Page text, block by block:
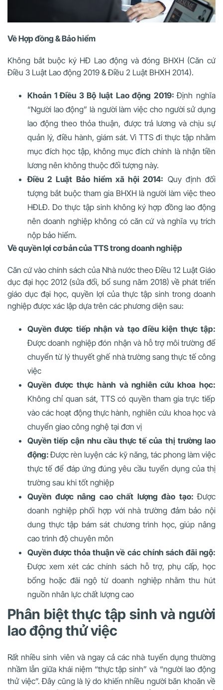
Về Hợp đồng & Bảo hiểm
Không bắt buộc ký HĐ Lao động và đóng BHXH (Căn cứ
Điều 3 Luật Lao động 2019 & Điều 2 Luật BHXH 2014).
Khoản 1 Điều 3 Bộ luật Lao động 2019:Định nghĩa
“Người lao động” là người làm việc cho người sử dụng
lao động theo thỏa thuận, được trả lương và chịu sự
quản lý, điều hành, giám sát. Vì TTS đi thực tập nhằm
mục đích học tập, không mục đích chính là nhận tiền
lương nên không thuộc đối tượng này.
Điều 2 Luật Bảo hiểm xã hội 2014: Quy định đối
tượng bắt buộc tham gia BHXH là người làm việc theo
HĐLĐ. Do thực tập sinh không ký hợp đồng lao động
nên doanh nghiệp không có căn cứ và nghĩa vụ trích
nộp bảo hiểm.
Về quyền lợi cơ bản của TTS trong doanh nghiệp
Căn cứ vào chính sách của Nhà nước theo Điều 12 Luật Giáo
dục đại học 2012 (sửa đổi, bổ sung năm 2018) về phát triển
giáo dục đại học, quyền lợi của thực tập sinh trong doanh
nghiệp được xác lập dựa trên các phương diện sau:
Quyền được tiếp nhận và tạo điều kiện thực tập:
Được doanh nghiệp đón nhận và hỗ trợ môi trường để
chuyển từ lý thuyết ghế nhà trường sang thực tế công
việc
Quyền được thực hành và nghiên cứu khoa học:
Không chỉ quan sát, TTS có quyền tham gia trực tiếp
vào các hoạt động thực hành, nghiên cứu khoa học và
chuyển giao công nghệ tại đơn vị
Quyền tiếp cận nhu cầu thực tế của thị trường lao
động:Được rèn luyện các kỹ năng, tác phong làm việc
thực tế để đáp ứng đúng yêu cầu tuyển dụng của thị
trường sau khi tốt nghiệp
Quyền được nâng cao chất lượng đào tạo:Được
doanh nghiệp phối hợp với nhà trường đảm bảo nội
dung thực tập bám sát chương trình học, giúp nâng
cao trình độ chuyên môn
Quyền được thỏa thuận về các chính sách đãi ngộ:
Được xem xét các chính sách hỗ trợ, phụ cấp, học
bổng hoặc đãi ngộ từ doanh nghiệp nhằm thu hút
nguồn nhân lực chất lượng cao
Phân biệt thực tập sinh và người
lao động thử việc
Rất nhiều sinh viên và ngay cả các nhà tuyển dụng thường
nhầm lẫn giữa khái niệm “thực tập sinh” và “người lao động
thử việc”. Đây cũng là lý do khiến nhiều người băn khoăn về